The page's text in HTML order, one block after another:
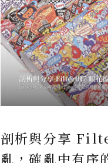
剖析與分享
亂，確亂中有序